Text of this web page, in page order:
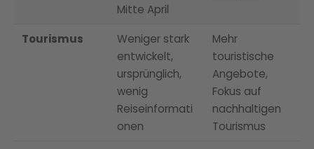
Mitte April
Tourismus
Weniger stark
entwickelt,
ursprünglich,
wenig
Reiseinformati
onen
Mehr
touristische
Angebote,
Fokus auf
nachhaltigen
Tourismus